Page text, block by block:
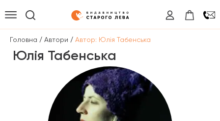
Головна / Автори / Автор: Юлія Табенська
Юлія Табенська